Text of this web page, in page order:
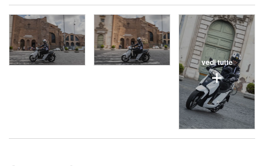
vedi tutte